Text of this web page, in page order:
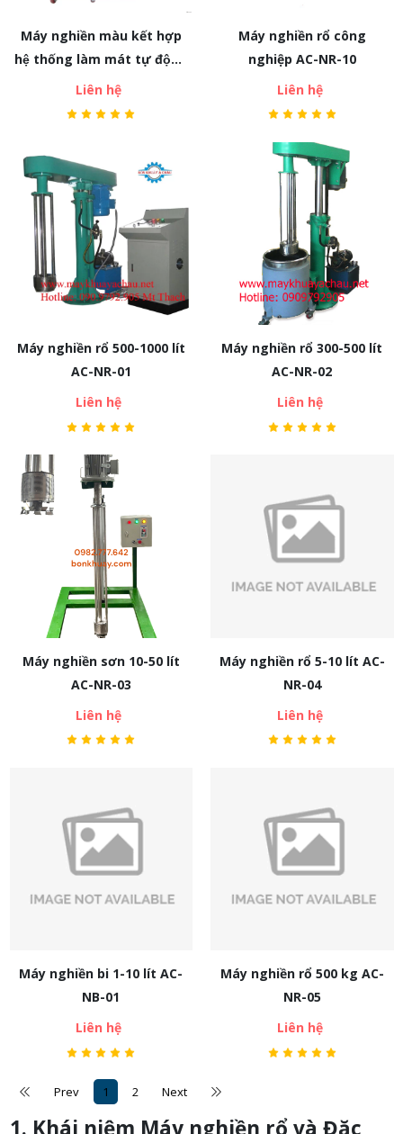
Máy nghiền màu kết hợp
hệ thống làm mát tự động
AC-NR-09
Liên hệ
Máy nghiền rổ công
nghiệp AC-NR-10
Liên hệ
Máy nghiền rổ 500-1000 lít
AC-NR-01
Liên hệ
Máy nghiền rổ 300-500 lít
AC-NR-02
Liên hệ
Máy nghiền sơn 10-50 lít
AC-NR-03
Liên hệ
Máy nghiền rổ 5-10 lít AC-
NR-04
Liên hệ
Máy nghiền bi 1-10 lít AC-
NB-01
Liên hệ
Máy nghiền rổ 500 kg AC-
NR-05
Liên hệ
Prev 1 2 Next
1. Khái niệm Máy nghiền rổ và Đặc